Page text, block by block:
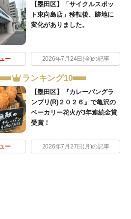
【墨田区】「サイクルスポッ
ト東向島店」移転後、跡地に
変化がありました。
ー 2026年7月24日(金)の記事
ランキング10
【墨田区】『カレーパングラ
ンプリ(R)２０２６』で亀沢の
ベーカリー花火が3年連続金賞
受賞！
ー 2026年7月27日(月)の記事